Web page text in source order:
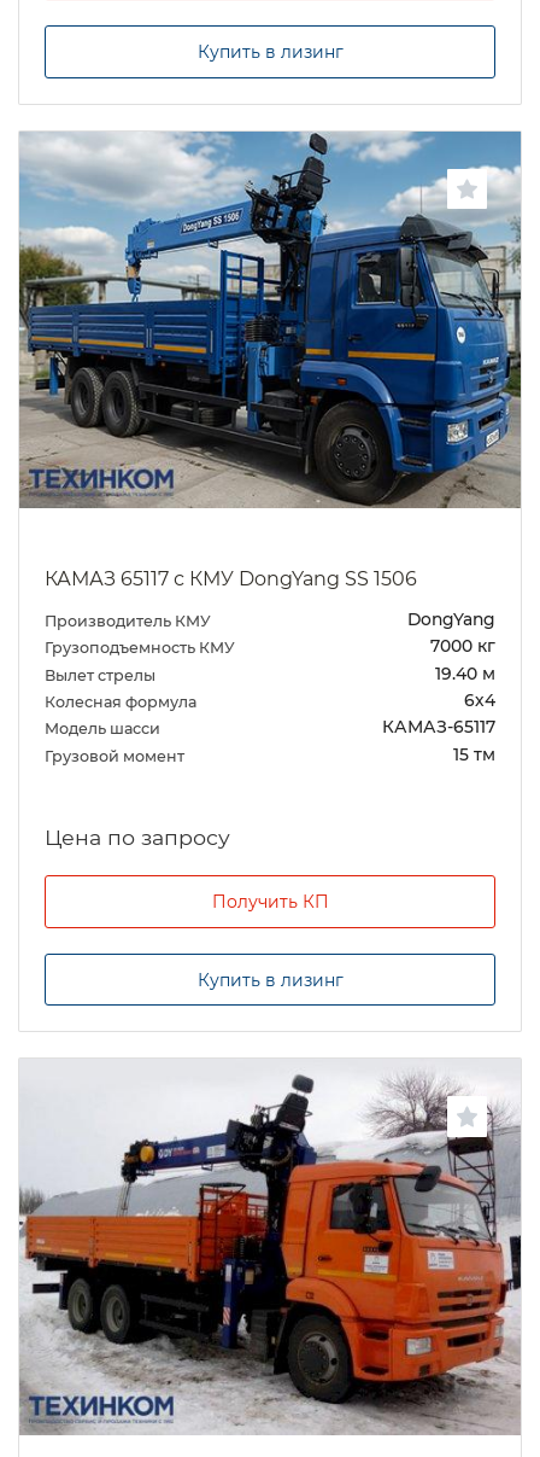
Купить в лизинг
КАМАЗ 65117 с КМУ DongYang SS 1506
Производитель КМУ DongYang
Грузоподъемность КМУ 7000 кг
Вылет стрелы 19.40 м
Колесная формула 6х4
Модель шасси КАМАЗ-65117
Грузовой момент 15 тм
Цена по запросу
Получить КП
Купить в лизинг